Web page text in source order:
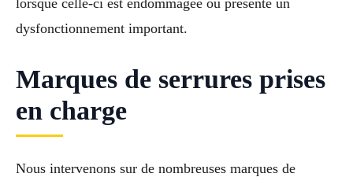
lorsque celle-ci est endommagée ou présente un
dysfonctionnement important.
Marques de serrures prises
en charge
Nous intervenons sur de nombreuses marques de